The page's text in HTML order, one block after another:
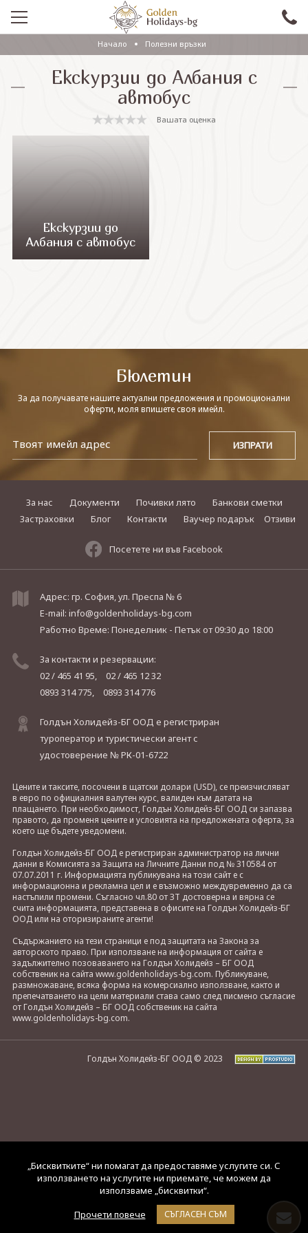
ПРОМО
EКСКУРЗИИ СЪС САМОЛЕТ
ЕКСКУРЗИИ С АВТОБУС
ЕКЗОТИКА
Начало Полезни връзки
Екскурзии до Албания с
автобус
Вашата оценка
Екскурзии до
Албания с автобус
Бюлетин
За да получавате нашите актуални предложения и промоционални
оферти, моля впишете своя имейл.
За нас Документи Почивки лято
Банкови сметки
Застраховки
Блог Контакти Ваучер подарък Отзиви
Посетете ни във Facebook
Адрес: гр. София, ул. Преспа № 6
E-mail: info@goldenholidays-bg.com
Работно Време: Понеделник - Петъкот 09:30 до 18:00
За контакти и резервации:
02 / 465 41 95,
02 / 465 12 32
0893 314 775,
0893 314 776
Голдън Холидейз-БГ ООД е регистриран
туроператор и туристически агент с
удостоверение № РК-01-6722
Цените и таксите, посочени в щатски долари (USD), се преизчисляват
в евро по официалния валутен курс, валиден към датата на
плащането. При необходимост, Голдън Холидейз-БГ ООД си запазва
правото, да променя цените и условията на предложената оферта, за
което ще бъдете уведомени.
Голдън Холидейз-БГ ООД е регистриран администратор на лични
данни в Комисията за Защита на Личните Данни под № 310584 от
07.07.2011 г. Информацията публикувана на този сайт е с
информационна и рекламна цел и е възможно междувременно да са
настъпили промени. Съгласно чл.80 от ЗТ достоверна и вярна се
счита информацията, представена в офисите на Голдън Холидейз-БГ
ООД или на оторизираните агенти!
Съдържанието на тези страници е под защитата на Закона за
авторското право. При използване на информация от сайта е
задължително позоваването на Голдън Холидейз – БГ ООД
собственик на сайта www.goldenholidays-bg.com. Публикуване,
размножаване, всяка форма на комерсиално използване, както и
препечатването на цели материали става само след писмено съгласие
от Голдън Холидейз – БГ ООД собственик на сайта
www.goldenholidays-bg.com.
Голдън Холидейз-БГ ООД © 2023
„Бисквитките“ ни помагат да предоставяме услугите си. С
използването на услугите ни приемате, че можем да
използваме „бисквитки“.
Прочети повече
СЪГЛАСЕН СЪМ